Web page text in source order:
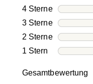
4 SterneSterne
3 SterneSterne
2 SterneSterne
1 Stern Sterne
Gesamtbewertung